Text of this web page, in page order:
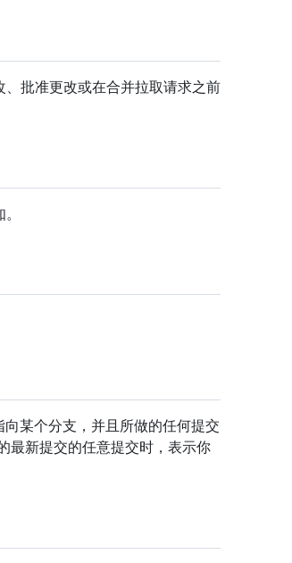
批准更改或在合并拉取请求之前
某个分支，并且所做的任何提交
最新提交的任意提交时，表示你